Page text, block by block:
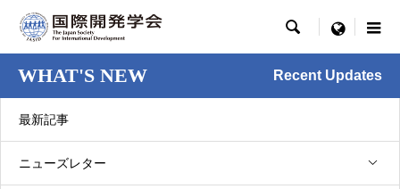
 menu
WHAT'S NEW Recent Updates
最新記事
ニューズレター
NL36巻2号 [2025.08]